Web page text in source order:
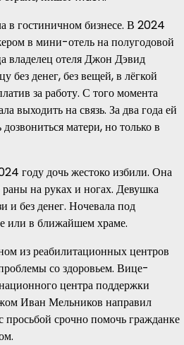
в гостиничном бизнесе. В 2024
в мини-отель на полугодовой
владелец отеля Джон Дэвид
без денег, без вещей, в лёгкой
за работу. С того момента
выходить на связь. За два года ей
матери, но только в
году дочь жестоко избили. Она
на руках и ногах. Девушка
и без денег. Ночевала под
или в ближайшем храме.
из реабилитационных центров
со здоровьем. Вице-
центра поддержки
Иван Мельников направил
срочно помочь гражданке